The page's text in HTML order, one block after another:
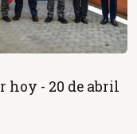
hoy - 20 de abril